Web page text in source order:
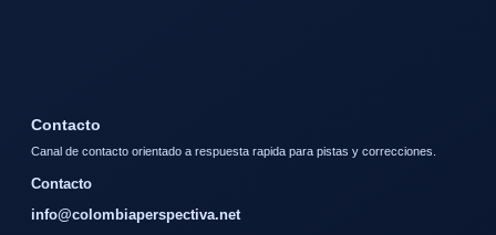
Contacto
Canal de contacto orientado a respuesta rapida para pistas y correcciones.
Contacto
info@colombiaperspectiva.net